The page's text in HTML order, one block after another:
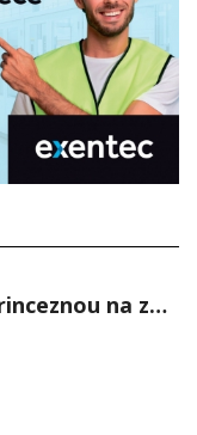
Prohlídka s princeznou na zámku Stekník